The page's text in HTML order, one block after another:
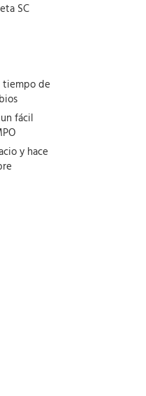
SC
tiempo de
fácil
y hace